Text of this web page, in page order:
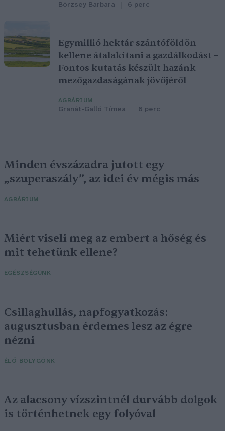
Börzsey Barbara 6 perc
Egymillió hektár szántóföldön
kellene átalakítani a gazdálkodást –
Fontos kutatás készült hazánk
mezőgazdaságának jövőjéről
AGRÁRIUM
Granát-Galló Tímea 6 perc
Minden évszázadra jutott egy
„szuperaszály”, az idei év mégis más
AGRÁRIUM
Miért viseli meg az embert a hőség és
mit tehetünk ellene?
EGÉSZSÉGÜNK
Csillaghullás, napfogyatkozás:
augusztusban érdemes lesz az égre
nézni
ÉLŐ BOLYGÓNK
Az alacsony vízszintnél durvább dolgok
is történhetnek egy folyóval